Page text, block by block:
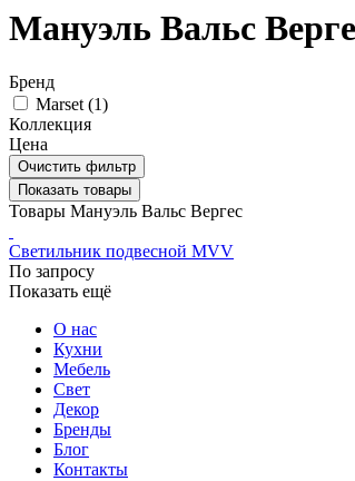
Мануэль Вальс
Бренд
Marset (1)
Коллекция
Цена
Очистить фильтр
Показать товары
Товары Мануэль Вальс Вергес
Светильник подвесной MVV
По запросу
Показать ещё
О нас
Кухни
Мебель
Свет
Декор
Бренды
Блог
Контакты